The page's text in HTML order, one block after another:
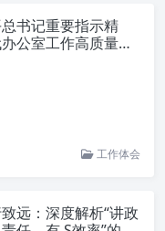
书记重要指示精
公室工作高质量发
工作体会
远：深度解析“讲政